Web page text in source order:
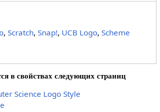
,Scratch,Snap!, UCB Logo,Scheme
в свойствах следующих страниц
Science Logo Style